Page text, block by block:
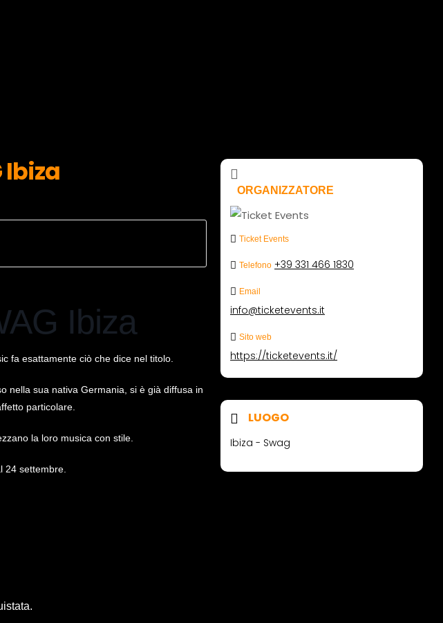
Ibiza
Ibiza
fa esattamente ciò che dice nel titolo.
nella sua nativa Germania, si è già diffusa in
particolare.
la loro musica con stile.
24 settembre.
ORGANIZZATORE
Ticket Events
Telefono +39 331 466 1830
Email
info@ticketevents.it
Sito web
https://ticketevents.it/
LUOGO
Ibiza - Swag